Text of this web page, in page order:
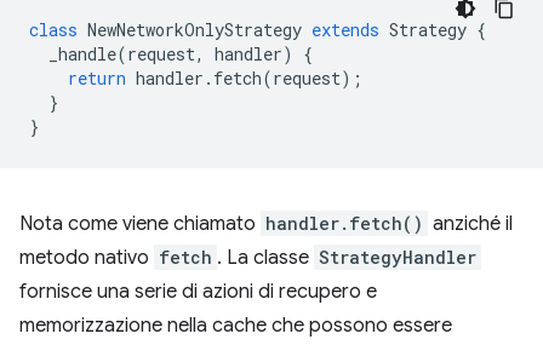
class NewNetworkOnlyStrategy extends Strategy {
_handle(request, handler)
{
return handler . fetch(request);
}
}
Nota come viene chiamato handler.fetch() anziché il
metodo nativo fetch . La classe StrategyHandler
fornisce una serie di azioni di recupero e
memorizzazione nella cache che possono essere